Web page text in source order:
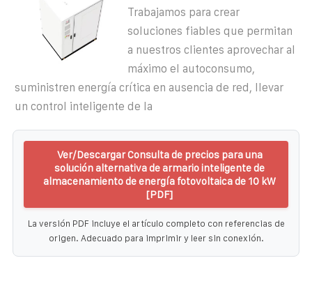
Trabajamos para crear
soluciones fiables que permitan
a nuestros clientes aprovechar al
máximo el autoconsumo,
suministren energía crítica en ausencia de red, llevar
un control inteligente de la
Ver/Descargar Consulta de precios para una
solución alternativa de armario inteligente de
almacenamiento de energía fotovoltaica de 10 kW
[PDF]
La versión PDF incluye el artículo completo con referencias de
origen. Adecuado para imprimir y leer sin conexión.